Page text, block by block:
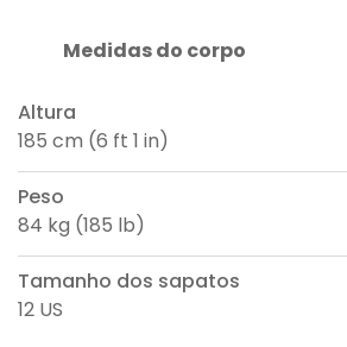
Medidas do corpo
Altura
185 cm (6 ft 1 in)
Peso
84 kg (185 lb)
Tamanho dos sapatos
12 US